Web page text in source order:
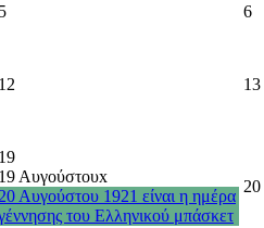
5 6
12 13
19
19 Αυγούστουx
20 Αυγούστου 1921 είναι η ημέρα
του Ελληνικού μπάσκετ
20